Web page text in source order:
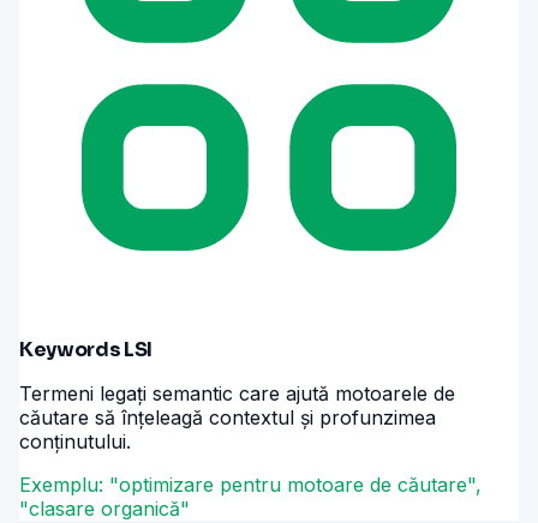
Keywords LSI
Termeni legați semantic care ajută motoarele de
căutare să înțeleagă contextul și profunzimea
conținutului.
Exemplu: "optimizare pentru motoare de căutare",
"clasare organică"